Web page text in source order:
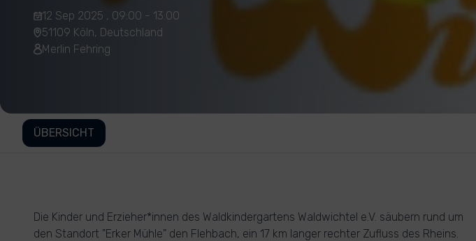
12 Sep 2025 , 09:00 - 13:00
51109 Köln, Deutschland
Merlin Fehring
ÜBERSICHT
Die Kinder und Erzieher*innen des Waldkindergartens Waldwichtel e.V. säubern rund um
den Standort "Erker Mühle" den Flehbach, ein 17 km langer rechter Zufluss des Rheins.